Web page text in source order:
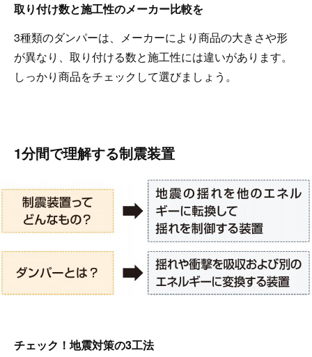
取り付け数と施工性のメーカー比較を
3種類のダンパーは、メーカーにより商品の大きさや形
が異なり、取り付ける数と施工性には違いがあります。
しっかり商品をチェックして選びましょう。
1分間で理解する制震装置
チェック！地震対策の3工法